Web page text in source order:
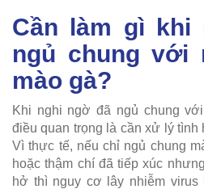
Cần làm gì khi
ngủ chung với
mào gà?
Khi nghi ngờ đã ngủ chung
điều quan trọng là cần xử lý tình
Vì thực tế, nếu chỉ ngủ chung
hoặc thậm chí đã tiếp xúc
hở thì nguy cơ lây nhiễm virus